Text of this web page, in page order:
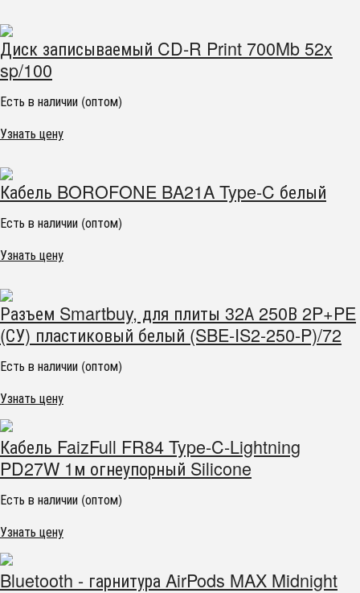
Диск записываемый CD-R Print 700Mb 52x
sp/100
Есть в наличии (оптом)
Узнать цену
Кабель BOROFONE BA21A Type-C белый
Есть в наличии (оптом)
Узнать цену
Разъем Smartbuy, для плиты 32А 250В 2P+PE
(СУ) пластиковый белый (SBE-IS2-250-P)/72
Есть в наличии (оптом)
Узнать цену
Кабель FaizFull FR84 Type-C-Lightning
PD27W 1м огнеупорный Silicone
Есть в наличии (оптом)
Узнать цену
Bluetooth - гарнитура AirPods MAX Midnight